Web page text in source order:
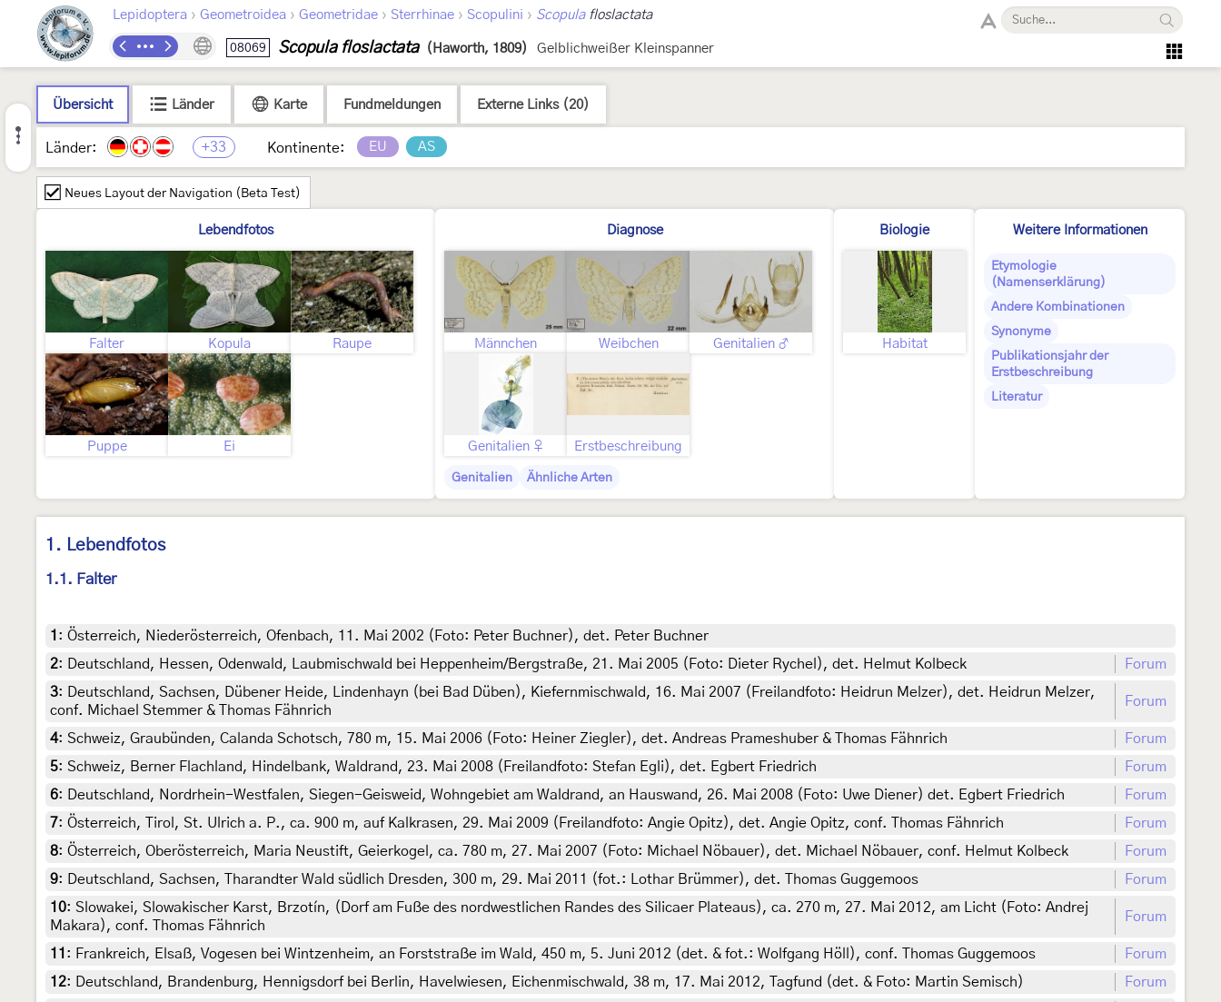
Lepidoptera › Geometroidea › Geometridae › Sterrhinae › Scopulini › Scopulafloslactata
08069 Scopula floslactata (Haworth, 1809) Gelblichweißer Kleinspanner
Übersicht Länder Karte Fundmeldungen Externe Links (20)
Länder: +33 Kontinente: EU AS
Neues Layout der Navigation (Beta Test)
Lebendfotos
Falter Kopula Raupe
Puppe Ei
Diagnose
Männchen Weibchen Genitalien ♂
Genitalien ♀ Erstbeschreibung
Genitalien Ähnliche Arten
Biologie
Habitat
Weitere Informationen
Etymologie
(Namenserklärung)
Andere Kombinationen
Synonyme
Publikationsjahr der
Erstbeschreibung
Literatur
1. Lebendfotos
1.1. Falter
1 : Österreich, Niederösterreich, Ofenbach, 11. Mai 2002 (Foto: Peter Buchner), det. Peter Buchner
2: Deutschland, Hessen, Odenwald, Laubmischwald bei Heppenheim/Bergstraße, 21. Mai 2005 (Foto: Dieter Rychel), det. Helmut Kolbeck
Forum
3:
Deutschland, Sachsen, Dübener Heide, Lindenhayn (bei Bad Düben), Kiefernmischwald, 16. Mai 2007 (Freilandfoto: Heidrun Melzer), det. Heidrun Melzer,
conf. Michael Stemmer & Thomas Fähnrich
Forum
4: Schweiz, Graubünden, Calanda Schotsch, 780 m, 15. Mai 2006 (Foto: Heiner Ziegler), det. Andreas Prameshuber & Thomas Fähnrich
Forum
5: Schweiz, Berner Flachland, Hindelbank, Waldrand, 23. Mai 2008 (Freilandfoto: Stefan Egli), det. Egbert Friedrich
Forum
6: Deutschland, Nordrhein-Westfalen, Siegen-Geisweid, Wohngebiet am Waldrand, an Hauswand, 26. Mai 2008 (Foto: Uwe Diener) det. Egbert Friedrich
Forum
7: Österreich, Tirol, St. Ulrich a. P., ca. 900 m, auf Kalkrasen, 29. Mai 2009 (Freilandfoto: Angie Opitz), det. Angie Opitz, conf. Thomas Fähnrich
Forum
8: Österreich, Oberösterreich, Maria Neustift, Geierkogel, ca. 780 m, 27. Mai 2007 (Foto: Michael Nöbauer), det. Michael Nöbauer, conf. Helmut Kolbeck
Forum
9: Deutschland, Sachsen, Tharandter Wald südlich Dresden, 300 m, 29. Mai 2011 (fot.: Lothar Brümmer), det. Thomas Guggemoos
Forum
10: Slowakei, Slowakischer Karst, Brzotín, (Dorf am Fuße des nordwestlichen Randes des Silicaer Plateaus), ca. 270 m, 27. Mai 2012, am Licht (Foto: Andrej
Makara), conf. Thomas Fähnrich
Forum
11 : Frankreich, Elsaß, Vogesen bei Wintzenheim, an Forststraße im Wald, 450 m, 5. Juni 2012 (det. & fot.: Wolfgang Höll), conf. Thomas Guggemoos
Forum
12: Deutschland, Brandenburg, Hennigsdorf bei Berlin, Havelwiesen, Eichenmischwald, 38 m, 17. Mai 2012, Tagfund (det. & Foto: Martin Semisch)
Forum